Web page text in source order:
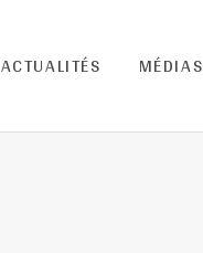
ACTUALITÉS MÉDIAS